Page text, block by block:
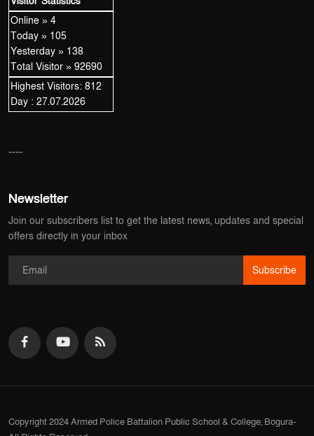
Online » 4
Today » 105
Yesterday » 138
Total Visitor » 92690
Highest Visitors: 812
Day : 27.07.2026
----
Newsletter
Join our subscribers list to get the latest news, updates and special
offers directly in your inbox
Subscribe
Copyright 2024 Armed Police Battalion Public School & College, Bogura-